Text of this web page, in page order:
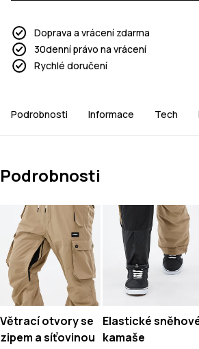
Doprava a vrácení zdarma
30denní právo na vrácení
Rychlé doručení
Podrobnosti Informace Tech
Podrobnosti
Větrací otvory se
zipem a síťovinou
Elastické
kamaše